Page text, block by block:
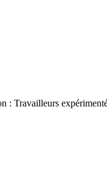
: Travailleurs